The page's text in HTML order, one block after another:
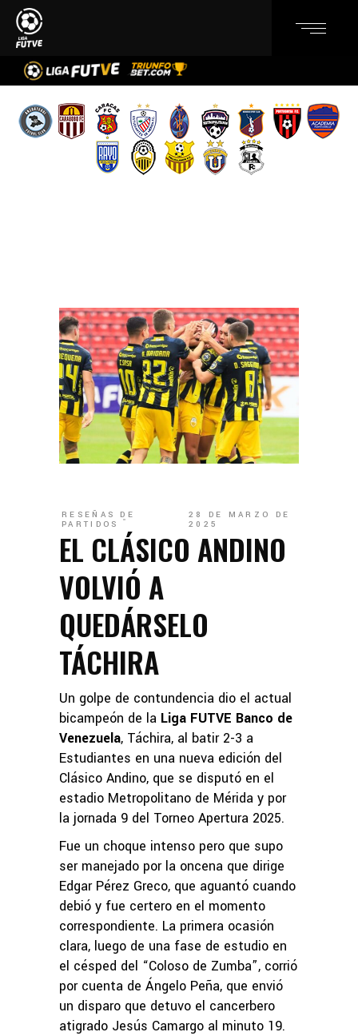
RESEÑAS DE
PARTIDOS
28 DE MARZO DE
2025
EL CLÁSICO ANDINO
VOLVIÓ A
QUEDÁRSELO
TÁCHIRA
Un golpe de contundencia dio el actual
bicampeón de la Liga FUTVE Banco de
Venezuela, Táchira, al batir 2-3 a
Estudiantes en una nueva edición del
Clásico Andino, que se disputó en el
estadio Metropolitano de Mérida y por
la jornada 9 del Torneo Apertura 2025.
Fue un choque intenso pero que supo
ser manejado por la oncena que dirige
Edgar Pérez Greco, que aguantó cuando
debió y fue certero en el momento
correspondiente. La primera ocasión
clara, luego de una fase de estudio en
el césped del “Coloso de Zumba”, corrió
por cuenta de Ángelo Peña, que envió
un disparo que detuvo el cancerbero
atigrado Jesús Camargo al minuto 19.